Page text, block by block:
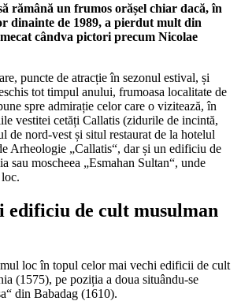
rămână un frumos orășel chiar dacă, în
dinainte de 1989, a pierdut mult din
cândva pictori precum Nicolae
puncte de atracție în sezonul estival, și
tot timpul anului, frumoasa localitate de
spre admirație celor care o vizitează, în
vestitei cetăți Callatis (zidurile de incintă,
de nord-vest și situl restaurat de la hotelul
Arheologie „Callatis“, dar și un edificiu de
sau moscheea „Esmahan Sultan“, unde
edificiu de cult musulman
loc în topul celor mai vechi edificii de cult
(1575), pe poziția a doua situându-se
din Babadag (1610).